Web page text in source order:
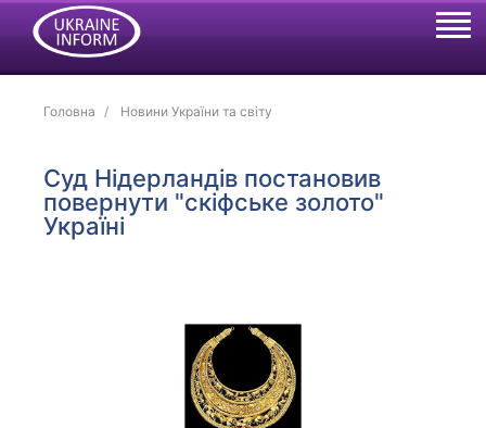
Головна Новини України та світу
Суд Нідерландів постановив
повернути "скіфське золото"
Україні